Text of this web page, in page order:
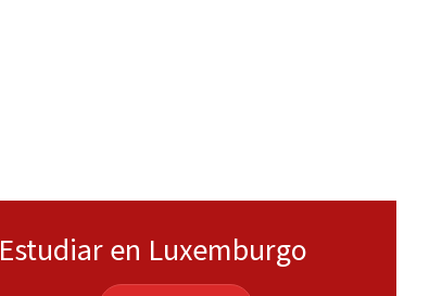
Estudiar en Luxemburgo